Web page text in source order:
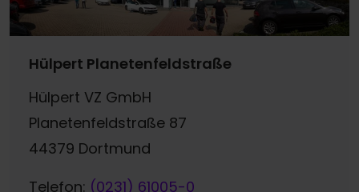
Hülpert Planetenfeldstraße
Hülpert VZ GmbH
Planetenfeldstraße 87
44379 Dortmund
Telefon: (0231) 61005-0